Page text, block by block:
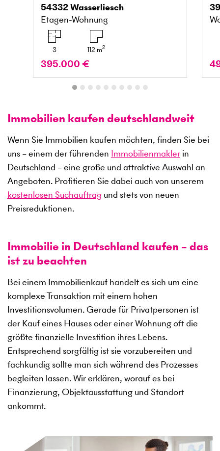
54332Wasserliesch
Etagen-Wohnung
3 112 m2
395.000 €
Immobilien kaufen deutschlandweit
Wenn Sie Immobilien kaufen möchten, finden Sie bei
uns – einem der führenden Immobilienmakler in
Deutschland – eine große und attraktive Auswahl an
Angeboten. Profitieren Sie dabei auch von unserem
kostenlosen Suchauftrag und stets von neuen
Preisreduktionen.
Immobilie in Deutschland kaufen – das
ist zu beachten
Bei einem Immobilienkauf handelt es sich um eine
komplexe Transaktion mit einem hohen
Investitionsvolumen. Gerade für Privatpersonen ist
der Kauf eines Hauses oder einer Wohnung oft die
größte finanzielle Investition ihres Lebens.
Entsprechend sorgfältig ist sie vorzubereiten und
fachkundig sollte man sich während des Prozesses
begleiten lassen. Wir erklären, worauf es bei
Finanzierung, Objektausstattung und Standort
ankommt.